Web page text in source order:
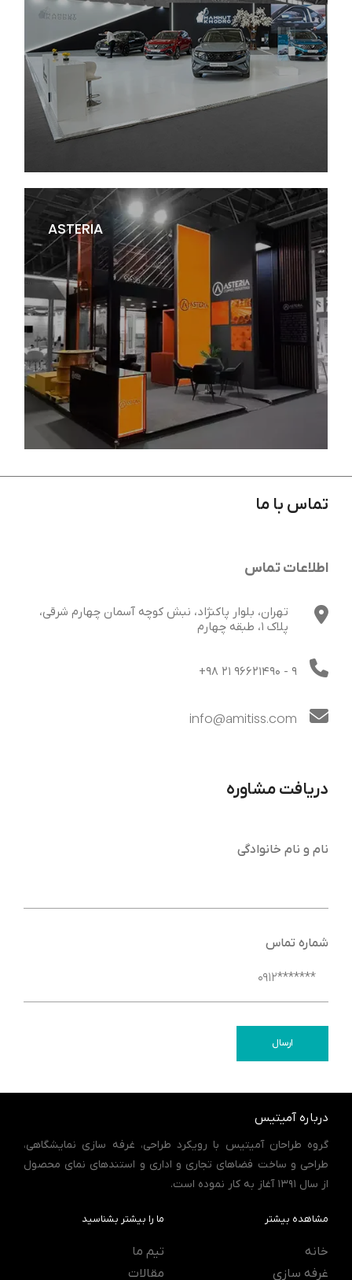
نمایشگاه خودرو شهر آفتاب 1402 ASTERIA
نمایشگاه بیگ فایو دبی 2024
تماس با ما
اطلاعات تماس
تهران، بلوار پاکنژاد، نبش کوچه آسمان چهارم شرقی،
پلاک 1، طبقه چهارم
+98 21 96621490 - 9
دریافت مشاوره
نام و نام خانوادگی
شماره تماس
ارسال
درباره آمیتیس
گروه طراحان آمیتیس با رویکرد طراحی، غرفه سازی نمایشگاهی،
طراحی و ساخت فضاهای تجاری و اداری و استندهای نمای محصول
از سال 1391 آغاز به کار نموده است.
مشاهده بیشتر
خانه
غرفه سازی
ما را بیشتر بشناسید
تیم ما
مقالات